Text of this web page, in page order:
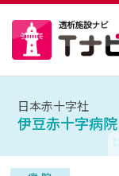
日本赤十字社
伊豆赤十字病院